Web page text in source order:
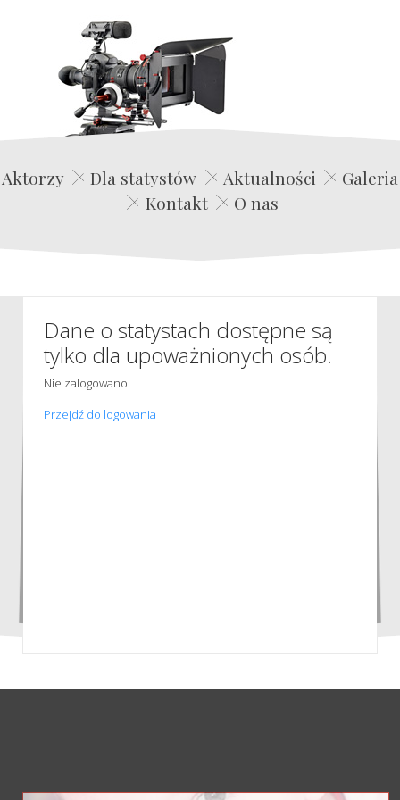
Edwin Film Agencja Aktorska
Aktorzy Dla statystów Aktualności
Galeria
Kontakt
O nas
Dane o statystach dostępne są
tylko dla upoważnionych osób.
Nie zalogowano
Przejdź do logowania